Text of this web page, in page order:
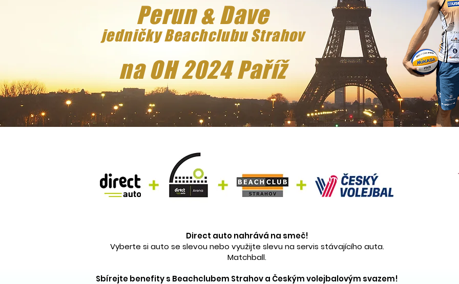
Perun & Dave
jedničky Beachclubu Strahov
na OH 2024 Paříž
Direct auto nahrává na smeč!
Vyberte si auto se slevou nebo využijte slevu na servis stávajícího auta.
Matchball.
Sbírejte benefity s Beachclubem Strahov a Českým volejbalovým svazem!